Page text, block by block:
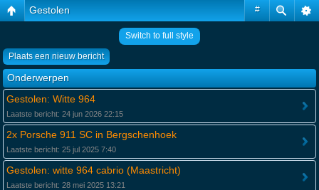
#
Gestolen
Switch to full style
Plaats een nieuw bericht
Onderwerpen
Gestolen: Witte 964
Laatste bericht: 24 jun 2026 22:15
2x Porsche 911 SC in Bergschenhoek
Laatste bericht: 25 jul 2025 7:40
Gestolen: witte 964 cabrio (Maastricht)
Laatste bericht: 28 mei 2025 13:21